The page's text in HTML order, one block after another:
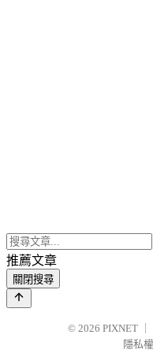
推薦文章
關閉搜尋
© 2026 PIXNET
隱私